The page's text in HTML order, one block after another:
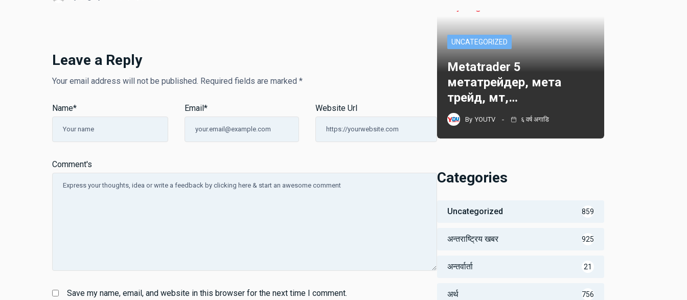
Leave a Reply
Your email address will not be published. Required fields are marked *
Comment's
Name* Email* Website Url
Save my name, email, and website in this browser for the next time I comment.
UNCATEGORIZED
Metatrader 5
метатрейдер, мета
трейд, мт,…
By YOUTV ६ वर्ष अगाडि
Categories
Uncategorized 859
अन्तराष्ट्रिय खबर 925
अन्तर्वार्ता 21
अर्थ 756